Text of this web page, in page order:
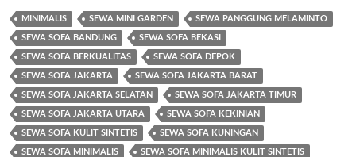
MINIMALIS SEWA MINI GARDEN SEWA PANGGUNG MELAMINTO
SEWA SOFA BANDUNG SEWA SOFA BEKASI
SEWA SOFA BERKUALITAS SEWA SOFA DEPOK
SEWA SOFA JAKARTA SEWA SOFA JAKARTA BARAT
SEWA SOFA JAKARTA SELATAN SEWA SOFA JAKARTA TIMUR
SEWA SOFA JAKARTA UTARA SEWA SOFA KEKINIAN
SEWA SOFA KULIT SINTETIS SEWA SOFA KUNINGAN
SEWA SOFA MINIMALIS SEWA SOFA MINIMALIS KULIT SINTETIS